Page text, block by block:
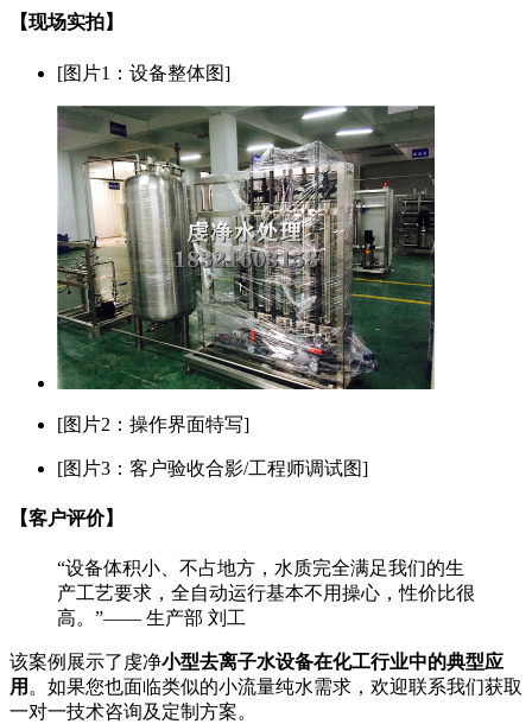
【现场实拍】
[图片1：设备整体图]
[图片2：操作界面特写]
[图片3：客户验收合影/工程师调试图]
【客户评价】
“设备体积小、不占地方，水质完全满足我们的生
产工艺要求，全自动运行基本不用操心，性价比很
高。”—— 生产部 刘工
该案例展示了虔净小型去离子水设备在化工行业中的典型应
用 。如果您也面临类似的小流量纯水需求，欢迎联系我们获取
一对一技术咨询及定制方案。